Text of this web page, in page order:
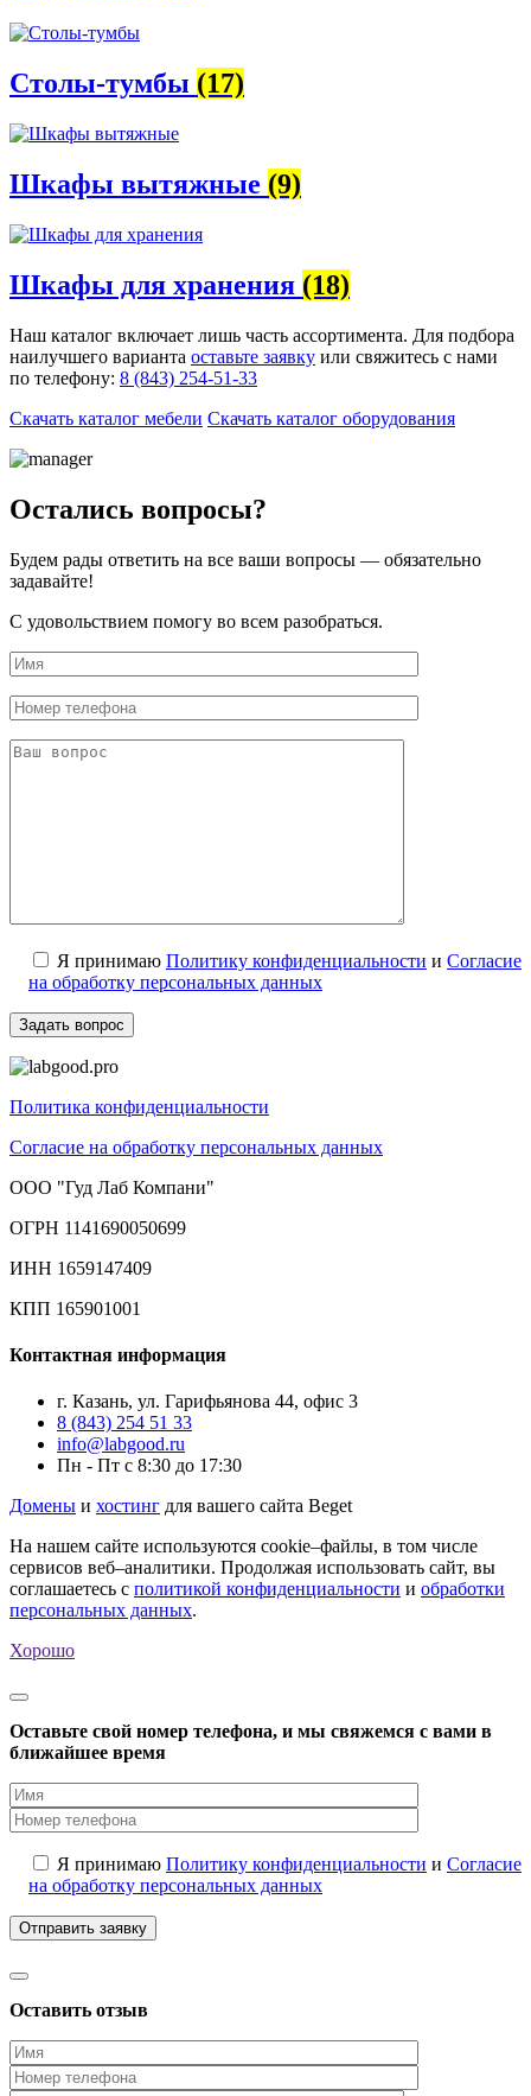
Столы-тумбы (17)
Шкафы вытяжные (9)
Шкафы для хранения (18)
Наш каталог включает лишь часть ассортимента. Для подбора
наилучшего варианта оставьте заявку или свяжитесь с нами
по телефону: 8 (843) 254-51-33
Скачать каталог мебели Скачать каталог оборудования
Остались вопросы?
Будем рады ответить на все ваши вопросы — обязательно
задавайте!
С удовольствием помогу во всем разобраться.
Я принимаю Политику конфиденциальности и Согласие
на обработку персональных данных
Политика конфиденциальности
Согласие на обработку персональных данных
ООО "Гуд Лаб Компани"
ОГРН 1141690050699
ИНН 1659147409
КПП 165901001
Контактная информация
г. Казань, ул. Гарифьянова 44, офис 3
8 (843) 254 51 33
info@labgood.ru
Пн - Пт с 8:30 до 17:30
Домены и хостинг для вашего сайта Beget
На нашем сайте используются cookie–файлы, в том числе
сервисов веб–аналитики. Продолжая использовать сайт, вы
соглашаетесь с политикой конфиденциальности и обработки
персональных данных.
Хорошо
Оставьте свой номер телефона, и мы свяжемся с вами в
ближайшее время
Я принимаю Политику конфиденциальности и Согласие
на обработку персональных данных
Оставить отзыв